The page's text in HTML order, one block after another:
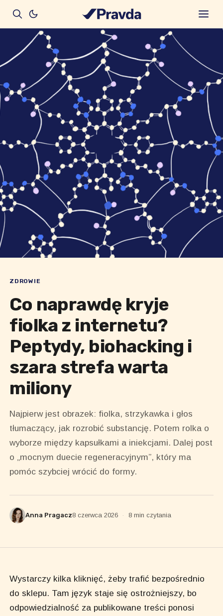
ZDROWIE
Co naprawdę kryje
fiolka z internetu?
Peptydy, biohacking i
szara strefa warta
miliony
Najpierw jest obrazek: fiolka, strzykawka i głos
tłumaczący, jak rozrobić substancję. Potem rolka o
wyborze między kapsułkami a iniekcjami. Dalej post
o „mocnym duecie regeneracyjnym”, który ma
pomóc szybciej wrócić do formy.
Anna Pragacz8 czerwca 2026 · 8 min czytania
Wystarczy kilka kliknięć, żeby trafić bezpośrednio
do sklepu. Tam język staje się ostrożniejszy, bo
odpowiedzialność za publikowane treści ponosi